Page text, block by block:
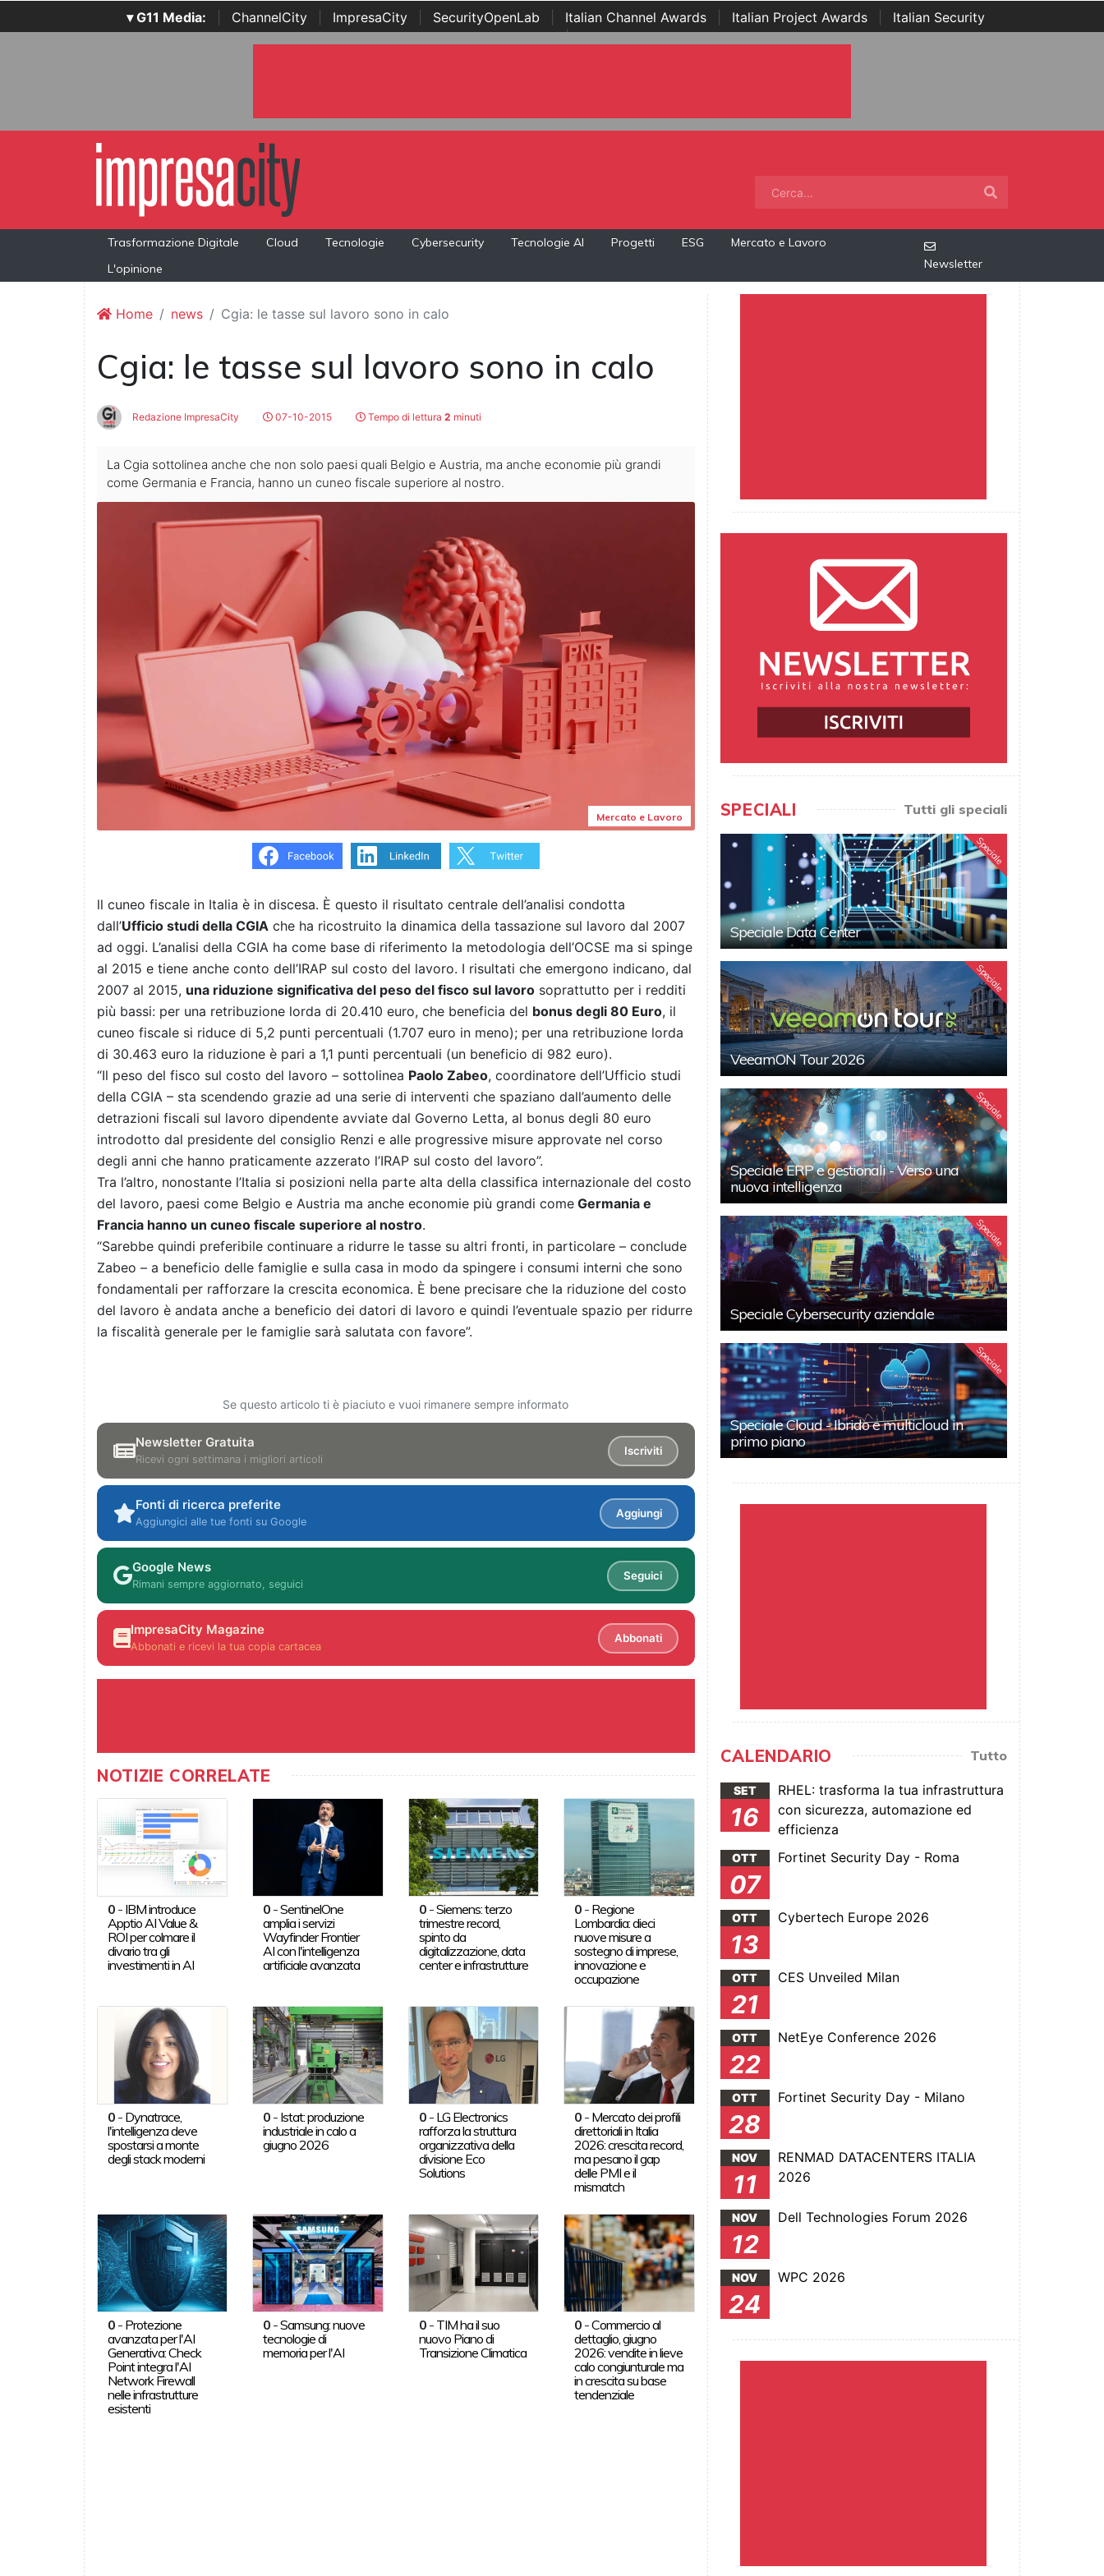
▾ G11 Media: ChannelCity ImpresaCity SecurityOpenLab Italian Channel Awards Italian Project Awards
Italian Security
Awards | ...
Trasformazione Digitale Cloud Tecnologie Cybersecurity Tecnologie AI Progetti ESG
Mercato e Lavoro
L'opinione
Newsletter
Home news Cgia: le tasse sul lavoro sono in calo
Cgia: le tasse sul lavoro sono in calo
Redazione ImpresaCity 07-10-2015 Tempo di lettura 2 minuti
La Cgia sottolinea anche che non solo paesi quali Belgio e Austria, ma anche economie più grandi
come Germania e Francia, hanno un cuneo fiscale superiore al nostro.
Mercato e Lavoro
ll cuneo fiscale in Italia è in discesa. È questo il risultato centrale dell’analisi condotta
dall’Ufficio studi della CGIA che ha ricostruito la dinamica della tassazione sul lavoro dal 2007
ad oggi. L’analisi della CGIA ha come base di riferimento la metodologia dell’OCSE ma si spinge
al 2015 e tiene anche conto dell’IRAP sul costo del lavoro. I risultati che emergono indicano, dal
2007 al 2015, una riduzione significativa del peso del fisco sul lavoro soprattutto per i redditi
più bassi: per una retribuzione lorda di 20.410 euro, che beneficia del bonus degli 80 Euro, il
cuneo fiscale si riduce di 5,2 punti percentuali (1.707 euro in meno); per una retribuzione lorda
di 30.463 euro la riduzione è pari a 1,1 punti percentuali (un beneficio di 982 euro).
“Il peso del fisco sul costo del lavoro – sottolinea Paolo Zabeo, coordinatore dell’Ufficio studi
della CGIA – sta scendendo grazie ad una serie di interventi che spaziano dall’aumento delle
detrazioni fiscali sul lavoro dipendente avviate dal Governo Letta, al bonus degli 80 euro
introdotto dal presidente del consiglio Renzi e alle progressive misure approvate nel corso
degli anni che hanno praticamente azzerato l’IRAP sul costo del lavoro”.
Tra l’altro, nonostante l’Italia si posizioni nella parte alta della classifica internazionale del costo
del lavoro, paesi come Belgio e Austria ma anche economie più grandi come Germania e
Francia hanno un cuneo fiscale superiore al nostro.
“Sarebbe quindi preferibile continuare a ridurre le tasse su altri fronti, in particolare – conclude
Zabeo – a beneficio delle famiglie e sulla casa in modo da spingere i consumi interni che sono
fondamentali per rafforzare la crescita economica. È bene precisare che la riduzione del costo
del lavoro è andata anche a beneficio dei datori di lavoro e quindi l’eventuale spazio per ridurre
la fiscalità generale per le famiglie sarà salutata con favore”.
Se questo articolo ti è piaciuto e vuoi rimanere sempre informato
Newsletter Gratuita
Ricevi ogni settimana i migliori articoli
Iscriviti
Fonti di ricerca preferite
Aggiungici alle tue fonti su Google
Aggiungi
Google News
Rimani sempre aggiornato, seguici
Seguici
ImpresaCity Magazine
Abbonati e ricevi la tua copia cartacea
Abbonati
NOTIZIE CORRELATE
0- IBM introduce
Apptio AI Value &
ROI per colmare il
divario tra gli
investimenti in AI
0 -SentinelOne
amplia i servizi
Wayfinder Frontier
AI con l'intelligenza
artificiale avanzata
0-Siemens: terzo
trimestre record,
spinto da
digitalizzazione, data
center e infrastrutture
0 - Regione
Lombardia: dieci
nuove misure a
sostegno di imprese,
innovazione e
occupazione
0- Dynatrace,
l'intelligenza deve
spostarsi a monte
degli stack moderni
0 - Istat: produzione
industriale in calo a
giugno 2026
0- LG Electronics
rafforza la struttura
organizzativa della
divisione Eco
Solutions
0 - Mercato dei profili
direttoriali in Italia
2026: crescita record,
ma pesano il gap
delle PMI e il
mismatch
0- Protezione
avanzata per l'AI
Generativa: Check
Point integra l'AI
Network Firewall
nelle infrastrutture
esistenti
0 -Samsung: nuove
tecnologie di
memoria per l'AI
0- TIM ha il suo
nuovo Piano di
Transizione Climatica
0 -Commercio al
dettaglio, giugno
2026: vendite in lieve
calo congiunturale ma
in crescita su base
tendenziale
SPECIALI Tutti gli speciali
Speciale
Speciale Data Center
Speciale
VeeamON Tour 2026
Speciale
Speciale ERP e gestionali - Verso una
nuova intelligenza
Speciale
Speciale Cybersecurity aziendale
Speciale
Speciale Cloud - Ibrido e multicloud in
primo piano
CALENDARIO Tutto
SET
16
RHEL: trasforma la tua infrastruttura
con sicurezza, automazione ed
efficienza
OTT
07
Fortinet Security Day - Roma
OTT
13
Cybertech Europe 2026
OTT
21
CES Unveiled Milan
OTT
22
NetEye Conference 2026
OTT
28
Fortinet Security Day - Milano
NOV
11
RENMAD DATACENTERS ITALIA
2026
NOV
12
Dell Technologies Forum 2026
NOV
24
WPC 2026